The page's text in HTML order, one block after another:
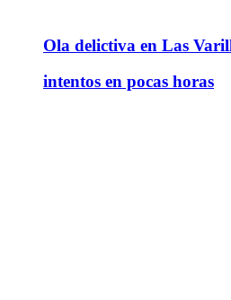
Ola delictiva en Las
intentos en pocas horas